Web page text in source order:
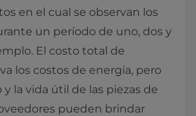
en el cual se observan los
un período de uno, dos y
El costo total de
los costos de energía, pero
la vida útil de las piezas de
pueden brindar